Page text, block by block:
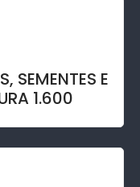
SEMENTES E
1.600